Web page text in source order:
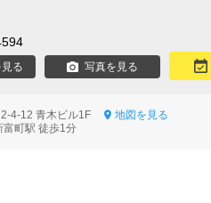
る 写真を見る
2-4-12 青木ビル1F
地図を見る
富町駅 徒歩1分